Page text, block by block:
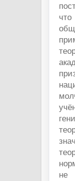
не